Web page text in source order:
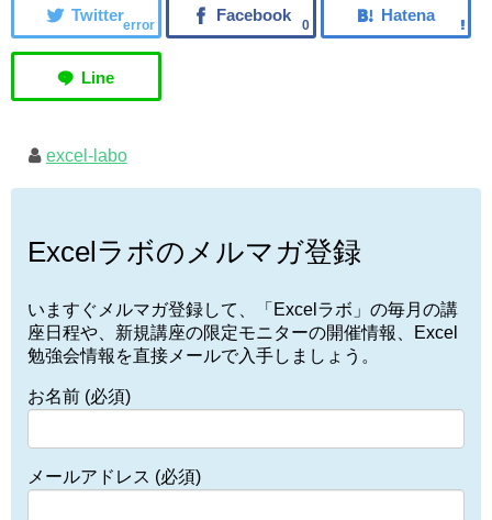
error 0
excel-labo
Excelラボのメルマガ登録
いますぐメルマガ登録して、「Excelラボ」の毎月の講
座日程や、新規講座の限定モニターの開催情報、Excel
勉強会情報を直接メールで入手しましょう。
お名前 (必須)
メールアドレス (必須)